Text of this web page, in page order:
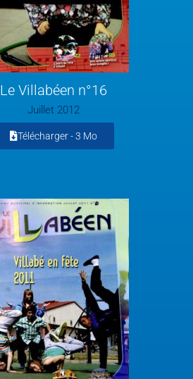
Le Villabéen n°16
Juillet 2012
Télécharger -3 Mo